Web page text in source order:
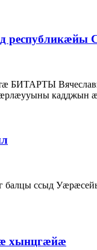
БИТАРТЫ
кадджын
ссыд
хынцгæйæ